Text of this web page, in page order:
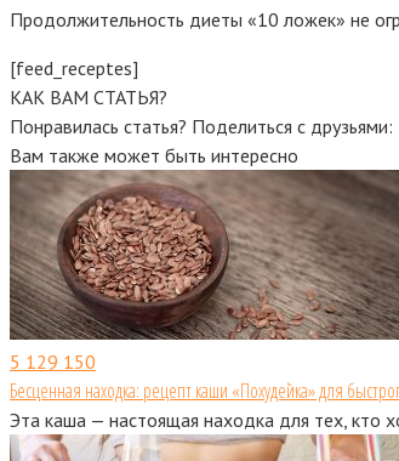
Продолжительность диеты «10 ложек» не
[feed_receptes]
КАК ВАМ СТАТЬЯ?
Понравилась статья? Поделиться с друзьями:
Вам также может быть интересно
5 129 150
Бесценная находка: рецепт каши «Похудейка» для
Эта каша — настоящая находка для тех, кто